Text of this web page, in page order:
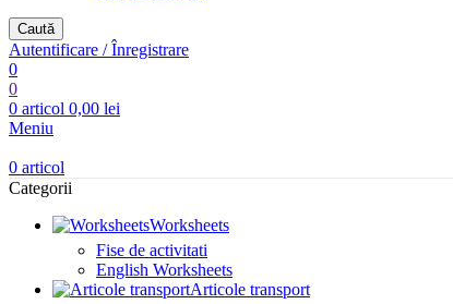
Caută
Autentificare / Înregistrare
0
0
0 articol 0,00 lei
Meniu
0 articol
Categorii
Worksheets
Fise de activitati
English Worksheets
Articole transport